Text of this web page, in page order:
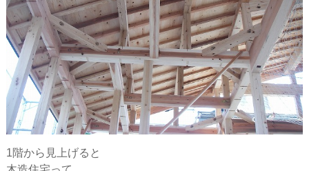
1階から見上げると